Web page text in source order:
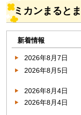
ミカンまると
新着情報
2026年8月7日
2026年8月5日
2026年8月4日
2026年8月4日